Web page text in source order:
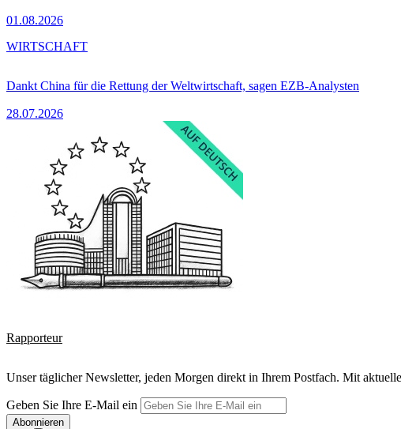
01.08.2026
Dankt China für die Rettung der Weltwirtschaft, sagen EZB-Analysten
28.07.2026
WIRTSCHAFT
Rapporteur
Unser täglicher Newsletter, jeden Morgen direkt in Ihrem Postfach. Mit
Geben Sie Ihre E-Mail ein
Abonnieren